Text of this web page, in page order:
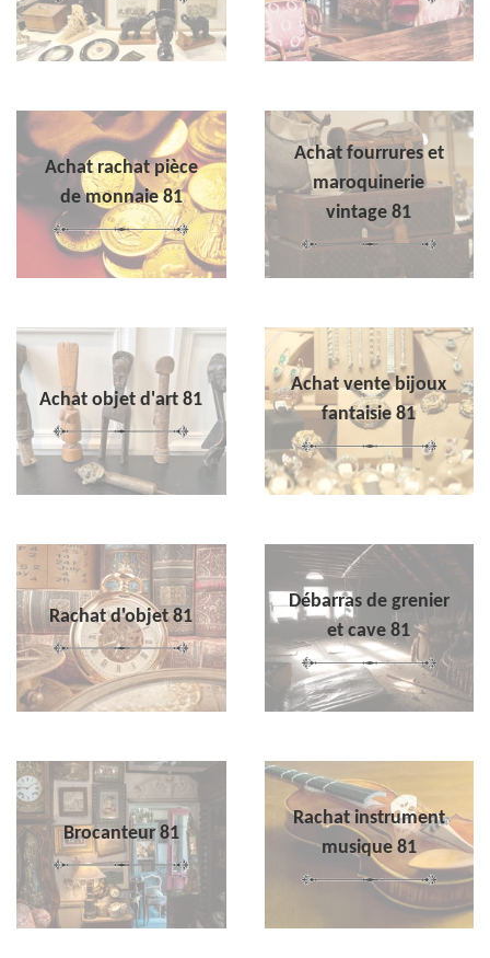
Achat rachat pièce
de monnaie 81
Achat fourrures et
maroquinerie
vintage 81
Achat objet d'art 81
Achat vente bijoux
fantaisie 81
Rachat d'objet 81
Débarras de grenier
et cave 81
Brocanteur 81
Rachat instrument
musique 81